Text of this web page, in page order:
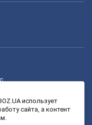
использует
сайта, а контент